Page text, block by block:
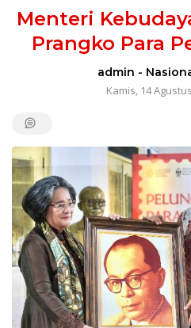
Menteri
Prangko Para
admin -
Kamis, 14